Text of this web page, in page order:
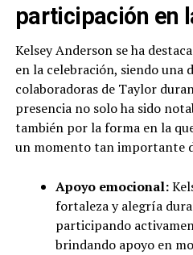
participación en
Kelsey Anderson se ha
en la celebración, siendo una
colaboradoras de Taylor
presencia no solo ha sido
también por la forma en la
un momento tan importante
Apoyo emocional:
fortaleza y alegría
participando
brindando apoyo en